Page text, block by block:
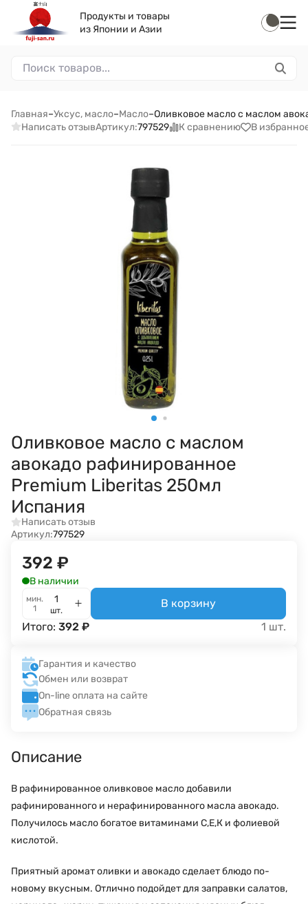
Продукты и товары
из Японии и Азии
Главная–Уксус, масло–Масло–Оливковое масло с маслом
Написать отзывАртикул:797529 К сравнению В
Оливковое масло с маслом
авокадо рафинированное
Premium Liberitas 250мл
Испания
Написать отзыв
Артикул:797529
392 ₽
В наличии
мин.
1
шт.
В корзину
Итого: 392 ₽ 1 шт.
Гарантия и качество
Обмен или возврат
On-line оплата на сайте
Обратная связь
Описание
В рафинированное оливковое масло добавили
рафинированного и нерафинированного масла авокадо.
Получилось масло богатое витаминами С,Е,К и фолиевой
кислотой.
Приятный аромат оливки и авокадо сделает блюдо по-
новому вкусным. Отлично подойдет для заправки салатов,